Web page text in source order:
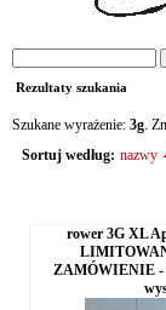
Rezultaty szukania
Szukane wyrażenie: 3g.
Sortuj według: nazwy
rower 3G XL
ZAMÓWIENIE -